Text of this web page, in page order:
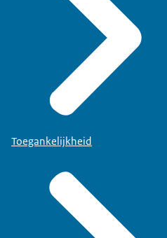
Toegankelijkheid